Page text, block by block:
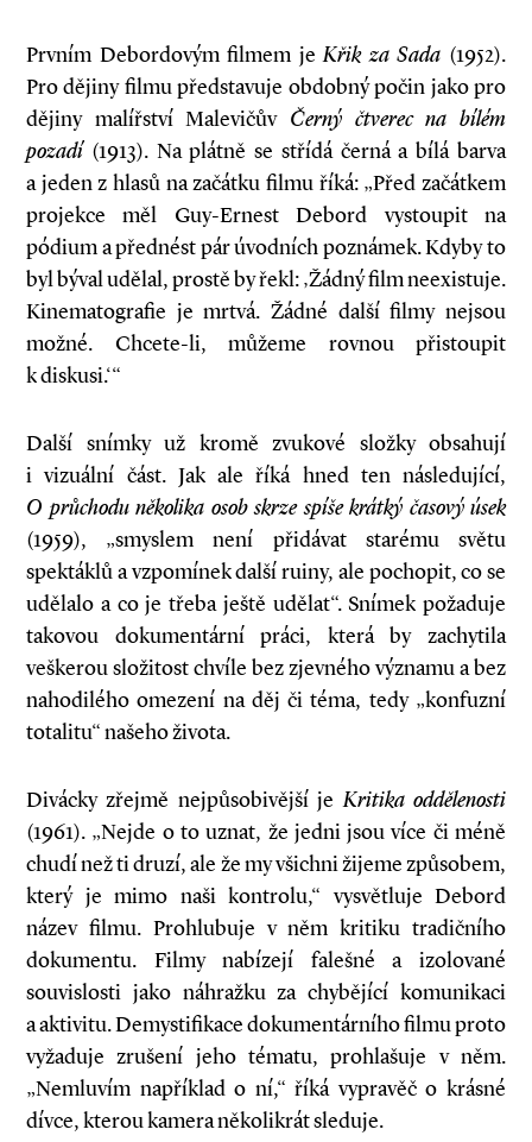
Prvním Debordovým filmem jeKřik za Sada (1952).
Pro dějiny filmu představuje obdobný počin jako pro
dějiny malířství Malevičův Černý čtverec na bílém
pozadí(1913). Na plátně se střídá černá a bílá barva
a jeden z hlasů na začátku filmu říká: „Před začátkem
projekce měl Guy-Ernest Debord vystoupit na
pódium a přednést pár úvodních poznámek. Kdyby to
byl býval udělal, prostě by řekl: ‚Žádný film neexistuje.
Kinematografie je mrtvá. Žádné další filmy nejsou
možné. Chcete-li, můžeme rovnou přistoupit
k diskusi.‘“
Další snímky už kromě zvukové složky obsahují
i vizuální část. Jak ale říká hned ten následující,
O průchodu několika osob skrze spíše krátký časový úsek
(1959), „smyslem není přidávat starému světu
spektáklů a vzpomínek další ruiny, ale pochopit, co se
udělalo a co je třeba ještě udělat“. Snímek požaduje
takovou dokumentární práci, která by zachytila
veškerou složitost chvíle bez zjevného významu a bez
nahodilého omezení na děj či téma, tedy „konfuzní
totalitu“ našeho života.
Divácky zřejmě nejpůsobivější jeKritika oddělenosti
(1961). „Nejde o to uznat, že jedni jsou více či méně
chudí než ti druzí, ale že my všichni žijeme způsobem,
který je mimo naši kontrolu,“ vysvětluje Debord
název filmu. Prohlubuje v něm kritiku tradičního
dokumentu. Filmy nabízejí falešné a izolované
souvislosti jako náhražku za chybějící komunikaci
a aktivitu. Demystifikace dokumentárního filmu proto
vyžaduje zrušení jeho tématu, prohlašuje v něm.
„Nemluvím například o ní,“ říká vypravěč o krásné
dívce, kterou kamera několikrát sleduje.